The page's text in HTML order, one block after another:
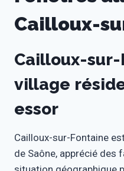
Cailloux-
Cailloux-sur-
village
essor
Cailloux-sur-Fontaine
de Saône, apprécié des